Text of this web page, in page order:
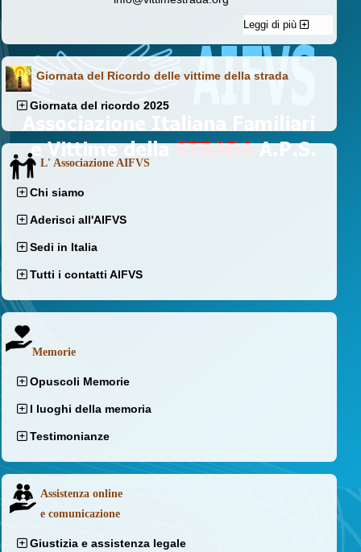
Leggi di più
Giornata del Ricordo delle vittime della strada
Giornata del ricordo 2025
L' Associazione AIFVS
Chi siamo
Aderisci all'AIFVS
Sedi in Italia
Tutti i contatti AIFVS
Memorie
Opuscoli Memorie
I luoghi della memoria
Testimonianze
Assistenza online
e comunicazione
Giustizia e assistenza legale